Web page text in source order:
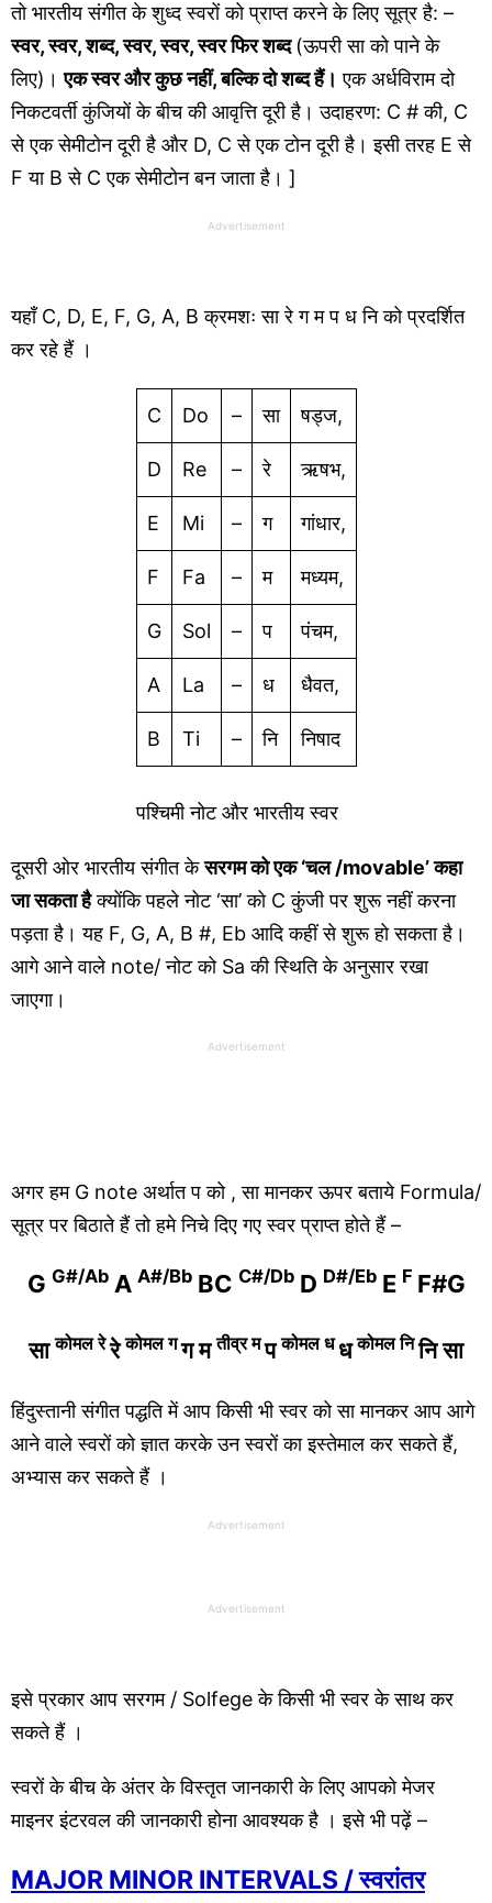
तो भारतीय संगीत के शुध्द स्वरों को प्राप्त करने के लिए सूत्र है: –
स्वर, स्वर, शब्द, स्वर, स्वर, स्वर फिर शब्द (ऊपरी सा को पाने के
लिए)।एक स्वर और कुछ नहीं, बल्कि दो शब्द हैं। एक अर्धविराम दो
निकटवर्ती कुंजियों के बीच की आवृत्ति दूरी है। उदाहरण: C # की, C
से एक सेमीटोन दूरी है और D, C से एक टोन दूरी है। इसी तरह E से
F या B से C एक सेमीटोन बन जाता है। ]
Advertisement
यहाँ C, D, E, F, G, A, B क्रमशः सा रे ग म प ध नि को प्रदर्शित
कर रहे हैं ।
C Do – सा षड्ज,
D Re – रे ऋषभ,
E Mi – ग गांधार,
F Fa – म मध्यम,
G Sol – प पंचम,
A La – ध धैवत,
B Ti – नि निषाद
पश्चिमी नोट और भारतीय स्वर
दूसरी ओर भारतीय संगीत केसरगम ​​को एक ‘चल /movable’ कहा
जा सकता हैक्योंकि पहले नोट ‘सा’ को C कुंजी पर शुरू नहीं करना
पड़ता है। यह F, G, A, B #, Eb आदि कहीं से शुरू हो सकता है।
आगे आने वाले note/ नोट को Sa की स्थिति के अनुसार रखा
जाएगा।
Advertisement
अगर हम G note अर्थात प को , सा मानकर ऊपर बताये Formula/
सूत्र पर बिठाते हैं तो हमे निचे दिए गए स्वर प्राप्त होते हैं –
G G#/AbA A#/BbBC C#/DbD D#/EbE F F#G
सा कोमलरे रेकोमलग ग म तीव्र मपकोमलध धकोमलनि नि सा
हिंदुस्तानी संगीत पद्धति में आप किसी भी स्वर को सा मानकर आप आगे
आने वाले स्वरों को ज्ञात करके उन स्वरों का इस्तेमाल कर सकते हैं,
अभ्यास कर सकते हैं ।
Advertisement
Advertisement
इसे प्रकार आप सरगम / Solfege के किसी भी स्वर के साथ कर
सकते हैं ।
स्वरों के बीच के अंतर के विस्तृत जानकारी के लिए आपको मेजर
माइनर इंटरवल की जानकारी होना आवश्यक है । इसे भी पढ़ें –
MAJOR MINOR INTERVALS / स्वरांतर